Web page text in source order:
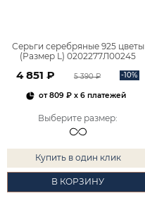
Серьги серебряные 925 цветы
(Размер L) 0202277Л00245
4 851 ₽ 5 390 ₽ -10%
от809 ₽x 6 платежей
Выберите размер:
Купить в один клик
В КОРЗИНУ